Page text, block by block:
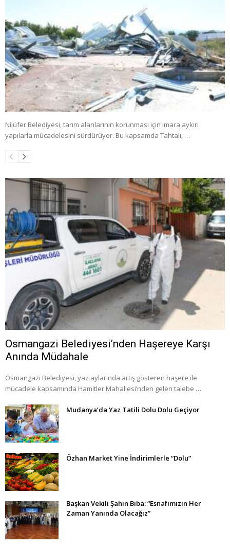
Nilüfer Belediyesi, tarım alanlarının korunması için imara aykırı
yapılarla mücadelesini sürdürüyor. Bu kapsamda Tahtalı, …
Osmangazi Belediyesi’nden Haşereye Karşı
Anında Müdahale
Osmangazi Belediyesi, yaz aylarında artış gösteren haşere ile
mücadele kapsamında Hamitler Mahallesi’nden gelen talebe …
Mudanya’da Yaz Tatili Dolu Dolu Geçiyor
Özhan Market Yine İndirimlerle “Dolu”
Başkan Vekili Şahin Biba: “Esnafımızın Her
Zaman Yanında Olacağız”